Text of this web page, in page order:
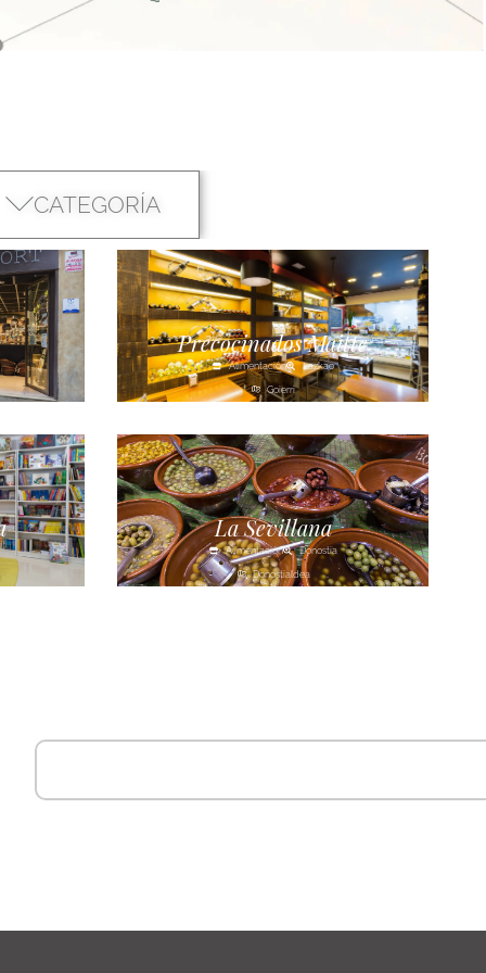
CATEGORÍA
Precocinados Maitte
Alimentación Lazkao
Goierri
La Sevillana
Alimentación Donostia
Donostialdea